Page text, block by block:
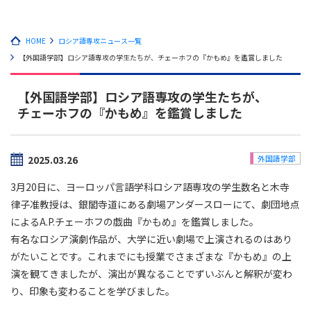
HOME
ロシア語専攻ニュース一覧
【外国語学部】ロシア語専攻の学生たちが、チェーホフの『かもめ』を鑑賞しました
【外国語学部】ロシア語専攻の学生たちが、
チェーホフの『かもめ』を鑑賞しました
2025.03.26 外国語学部
3月20日に、ヨーロッパ言語学科ロシア語専攻の学生数名と木寺
律子准教授は、銀閣寺道にある劇場アンダースローにて、劇団地点
によるA.P.チェーホフの戯曲『かもめ』を鑑賞しました。
有名なロシア演劇作品が、大学に近い劇場で上演されるのはあり
がたいことです。これまでにも授業でさまざまな『かもめ』の上
演を観てきましたが、演出が異なることでずいぶんと解釈が変わ
り、印象も変わることを学びました。